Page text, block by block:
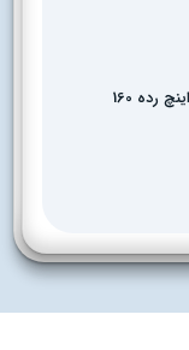
آهن آلات مرتبط با لوله مانیسمان 1/2 اینچ رده 160